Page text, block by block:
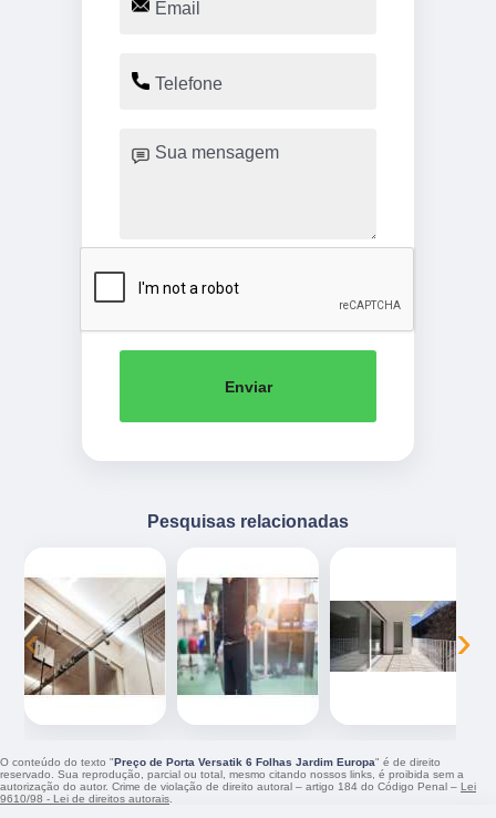
Enviar
Pesquisas relacionadas
‹ ›
O conteúdo do texto "Preço de Porta Versatik 6 Folhas Jardim Europa" é de direito
reservado. Sua reprodução, parcial ou total, mesmo citando nossos links, é proibida sem a
autorização do autor. Crime de violação de direito autoral – artigo 184 do Código Penal – Lei
9610/98 - Lei de direitos autorais